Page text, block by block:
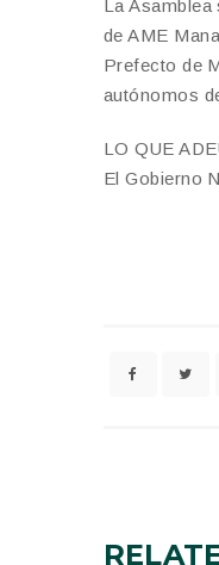
La
de AME
Prefecto de
autónomos
LO QUE
El Gobierno